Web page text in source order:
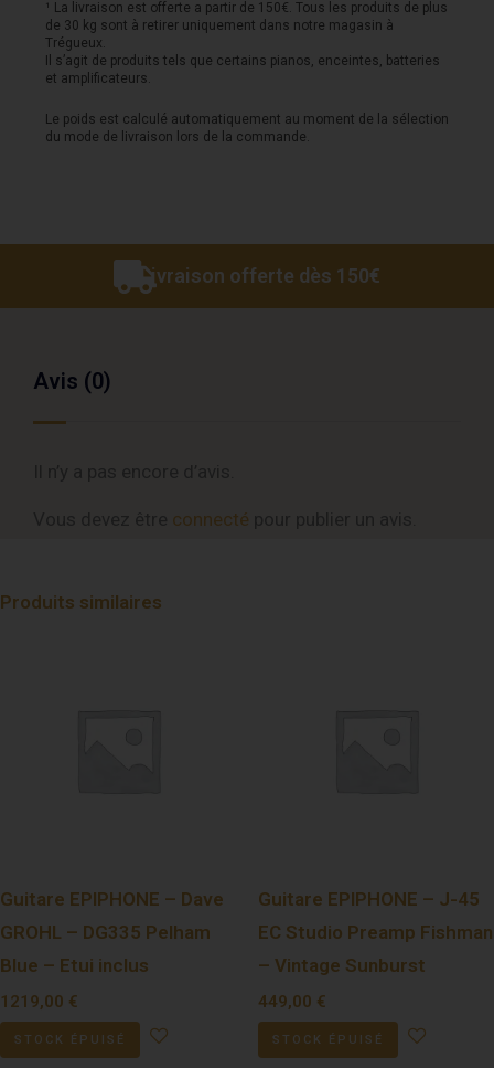
¹ La livraison est offerte a partir de 150€. Tous les produits de plus
de 30 kg sont à retirer uniquement dans notre magasin à
Trégueux.
Il s’agit de produits tels que certains pianos, enceintes, batteries
et amplificateurs.
Le poids est calculé automatiquement au moment de la sélection
du mode de livraison lors de la commande.
Livraison offerte dès 150€
Avis (0)
connecté
Produits similaires
Guitare EPIPHONE – Dave
GROHL – DG335 Pelham
Blue – Etui inclus
1219,00 €
STOCK ÉPUISÉ
Guitare EPIPHONE – J-45
EC Studio Preamp Fishman
– Vintage Sunburst
449,00 €
STOCK ÉPUISÉ